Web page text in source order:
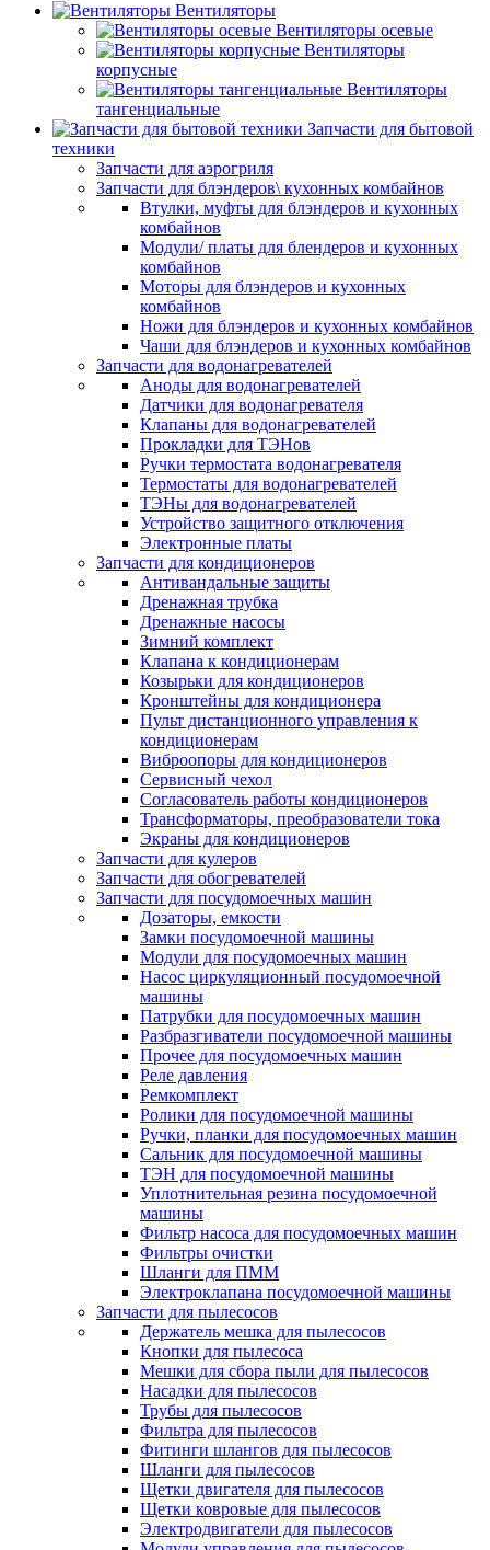
Вентиляторы
Вентиляторы осевые
Вентиляторы
корпусные
Вентиляторы
тангенциальные
Запчасти для бытовой
техники
Запчасти для аэрогриля
Запчасти для блэндеров\ кухонных комбайнов
Втулки, муфты для блэндеров и кухонных
комбайнов
Модули/ платы для блендеров и кухонных
комбайнов
Моторы для блэндеров и кухонных
комбайнов
Ножи для блэндеров и кухонных комбайнов
Чаши для блэндеров и кухонных комбайнов
Запчасти для водонагревателей
Аноды для водонагревателей
Датчики для водонагревателя
Клапаны для водонагревателей
Прокладки для ТЭНов
Ручки термостата водонагревателя
Термостаты для водонагревателей
ТЭНы для водонагревателей
Устройство защитного отключения
Электронные платы
Запчасти для кондиционеров
Антивандальные защиты
Дренажная трубка
Дренажные насосы
Зимний комплект
Клапана к кондиционерам
Козырьки для кондиционеров
Кронштейны для кондиционера
Пульт дистанционного управления к
кондиционерам
Виброопоры для кондиционеров
Сервисный чехол
Согласователь работы кондиционеров
Трансформаторы, преобразователи тока
Экраны для кондиционеров
Запчасти для кулеров
Запчасти для обогревателей
Запчасти для посудомоечных машин
Дозаторы, емкости
Замки посудомоечной машины
Модули для посудомоечных машин
Насос циркуляционный посудомоечной
машины
Патрубки для посудомоечных машин
Разбразгиватели посудомоечной машины
Прочее для посудомоечных машин
Реле давления
Ремкомплект
Ролики для посудомоечной машины
Ручки, планки для посудомоечных машин
Сальник для посудомоечной машины
ТЭН для посудомоечной машины
Уплотнительная резина посудомоечной
машины
Фильтр насоса для посудомоечных машин
Фильтры очистки
Шланги для ПММ
Электроклапана посудомоечной машины
Запчасти для пылесосов
Держатель мешка для пылесосов
Кнопки для пылесоса
Мешки для сбора пыли для пылесосов
Насадки для пылесосов
Трубы для пылесосов
Фильтра для пылесосов
Фитинги шлангов для пылесосов
Шланги для пылесосов
Щетки двигателя для пылесосов
Щетки ковровые для пылесосов
Электродвигатели для пылесосов